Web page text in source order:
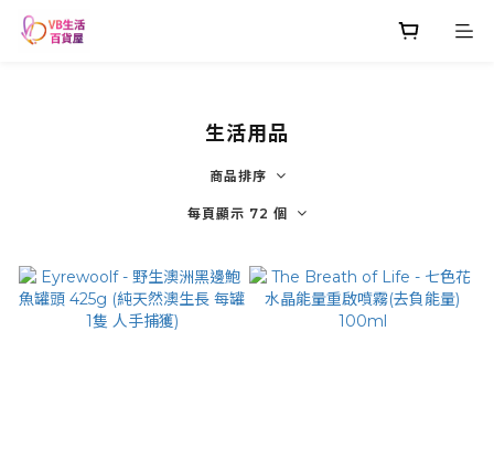
生活用品
商品排序
每頁顯示 72 個